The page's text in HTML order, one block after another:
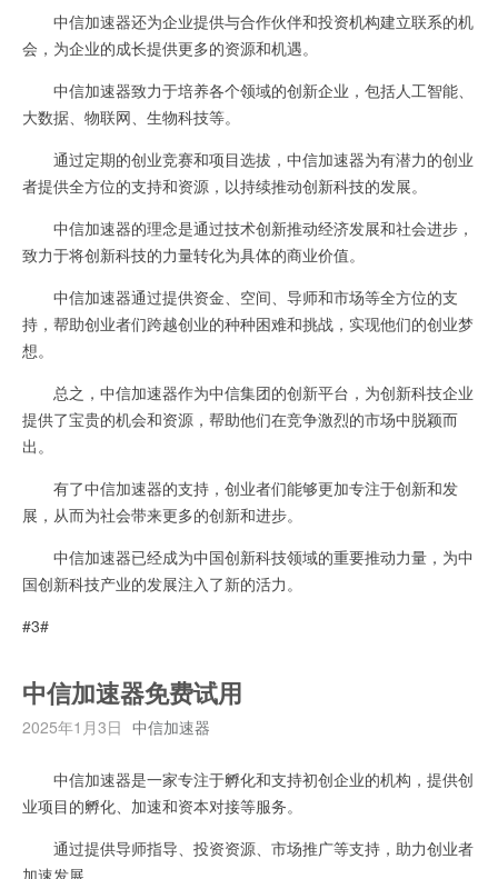
中信加速器还为企业提供与合作伙伴和投资机构建立联系的机
会，为企业的成长提供更多的资源和机遇。
中信加速器致力于培养各个领域的创新企业，包括人工智能、
大数据、物联网、生物科技等。
通过定期的创业竞赛和项目选拔，中信加速器为有潜力的创业
者提供全方位的支持和资源，以持续推动创新科技的发展。
中信加速器的理念是通过技术创新推动经济发展和社会进步，
致力于将创新科技的力量转化为具体的商业价值。
中信加速器通过提供资金、空间、导师和市场等全方位的支
持，帮助创业者们跨越创业的种种困难和挑战，实现他们的创业梦
想。
总之，中信加速器作为中信集团的创新平台，为创新科技企业
提供了宝贵的机会和资源，帮助他们在竞争激烈的市场中脱颖而
出。
有了中信加速器的支持，创业者们能够更加专注于创新和发
展，从而为社会带来更多的创新和进步。
中信加速器已经成为中国创新科技领域的重要推动力量，为中
国创新科技产业的发展注入了新的活力。
#3#
中信加速器免费试用
2025年1月3日 中信加速器
中信加速器是一家专注于孵化和支持初创企业的机构，提供创
业项目的孵化、加速和资本对接等服务。
通过提供导师指导、投资资源、市场推广等支持，助力创业者
加速发展。